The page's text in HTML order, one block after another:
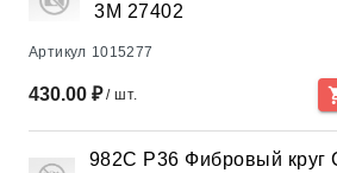
3М 27402
Артикул 1015277
430.00 ₽/ шт.
982С Р36 Фибровый круг